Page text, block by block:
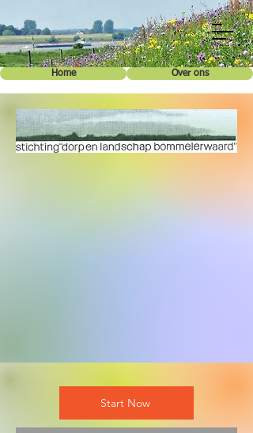
Home Over ons
Projecten
Anbi status
Start Now